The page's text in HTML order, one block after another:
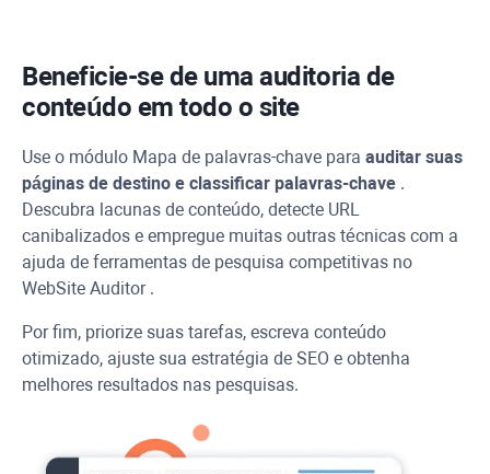
Beneficie-se de uma auditoria de
conteúdo em todo o site
Use o módulo Mapa de palavras-chave para auditar suas
páginas de destino e classificar palavras-chave .
Descubra lacunas de conteúdo, detecte URL
canibalizados e empregue muitas outras técnicas com a
ajuda de ferramentas de pesquisa competitivas no
WebSite Auditor.
Por fim, priorize suas tarefas, escreva conteúdo
otimizado, ajuste sua estratégia de SEO e obtenha
melhores resultados nas pesquisas.